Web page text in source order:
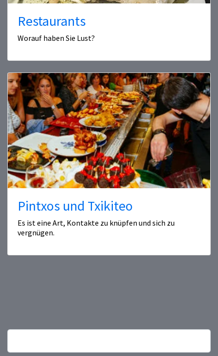
Restaurants
Worauf haben Sie Lust?
Pintxos und Txikiteo
Es ist eine Art, Kontakte zu knüpfen und sich zu
vergnügen.